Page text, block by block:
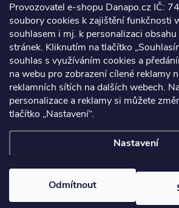
Provozovatel e-shopu Danapo.cz IČ:
soubory cookies k zajištění funkčnosti
souhlasem i mj. k personalizaci
stránek. Kliknutím na tlačítko
souhlas s využíváním cookies a
na webu pro zobrazení cílené reklamy
reklamních sítích na dalších webech.
personalizace a reklamy si můžete
tlačítko „Nastavení“.
Nastavení
Odmítnout
Dotazník
Co upřednosťnujete?
Počet hlasů:437
Facebook
Upravit nastavení